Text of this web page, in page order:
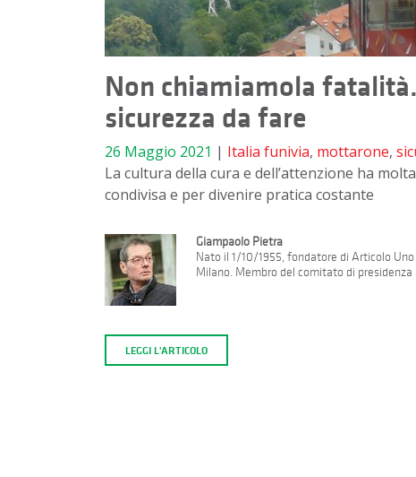
Non chiamiamola
sicurezza da fare
26 Maggio 2021 | Italia funivia, mottarone,
La cultura della cura e dell’attenzione ha
condivisa e per divenire pratica costante
Giampaolo Pietra
Nato il 1/10/1955, fondatore di Articolo
Milano. Membro del comitato di
LEGGI L'ARTICOLO